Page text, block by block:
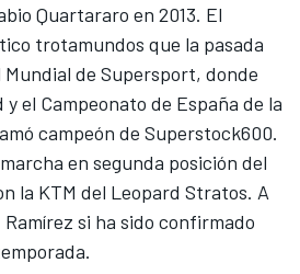
Quartararo en 2013. El
trotamundos que la pasada
de Supersport, donde
el Campeonato de España de la
campeón de Superstock600.
en segunda posición del
la KTM del Leopard Stratos. A
si ha sido confirmado